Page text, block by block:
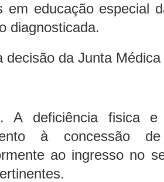
em educação especial
diagnosticada.
decisão da Junta
A deficiência fisica e
à concessão
ao ingresso no